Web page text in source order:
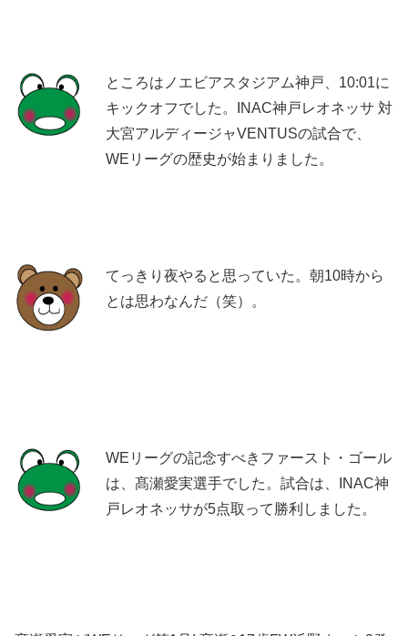
ところはノエビアスタジアム神戸、10:01に
キックオフでした。INAC神戸レオネッサ 対
大宮アルディージャVENTUSの試合で、
WEリーグの歴史が始まりました。
てっきり夜やると思っていた。朝10時から
とは思わなんだ（笑）。
WEリーグの記念すべきファースト・ゴール
は、髙瀬愛実選手でした。試合は、INAC神
戸レオネッサが5点取って勝利しました。